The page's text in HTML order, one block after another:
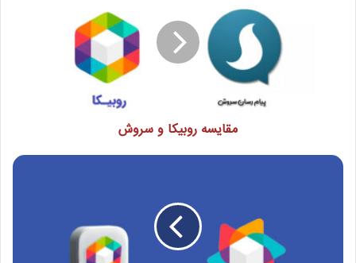
مقایسه روبیکا و سروش